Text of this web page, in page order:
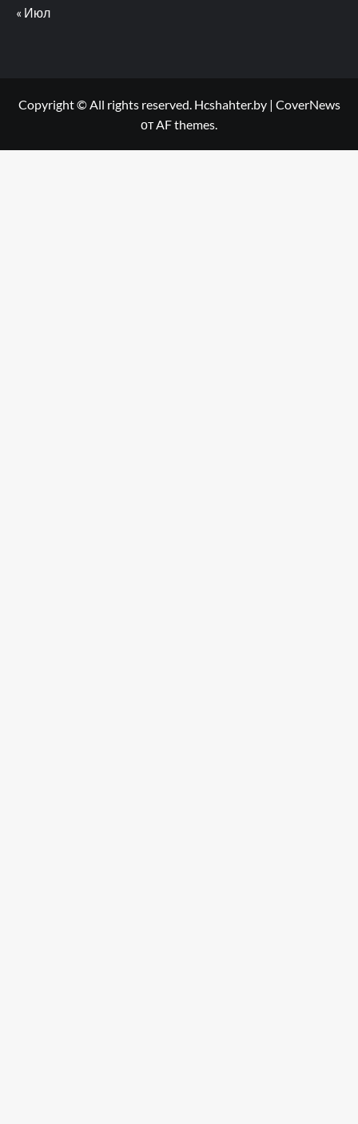
« Июл
Copyright © All rights reserved. Hcshahter.by | CoverNews
от AF themes.